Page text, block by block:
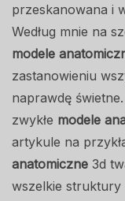
przeskanowana i
Według mnie na
modele
zastanowieniu
naprawdę
zwykłe modele
artykule na
anatomiczne 3d
wszelkie